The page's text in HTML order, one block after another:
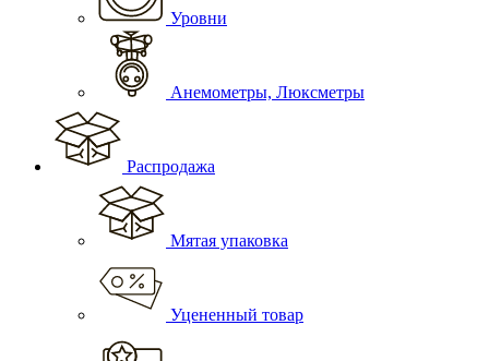
Уровни
Анемометры, Люксметры
Распродажа
Мятая упаковка
Уцененный товар